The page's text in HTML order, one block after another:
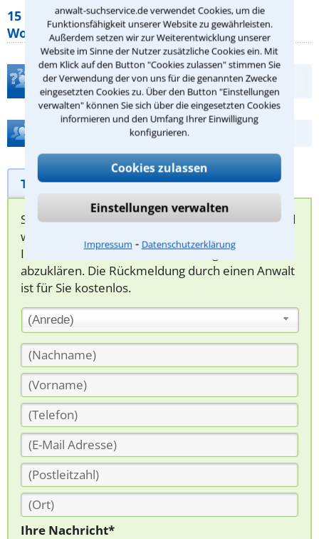
anwalt-suchservice.de verwendet Cookies, um die
Funktionsfähigkeit unserer Website zu gewährleisten.
Außerdem setzen wir zur Weiterentwicklung unserer
Website im Sinne der Nutzer zusätzliche Cookies ein. Mit
dem Klick auf den Button "Cookies zulassen" stimmen Sie
der Verwendung der von uns für die genannten Zwecke
eingesetzten Cookies zu. Über den Button "Einstellungen
verwalten" können Sie sich über die eingesetzten Cookies
informieren und den Umfang Ihrer Einwilligung
konfigurieren.
Cookies zulassen
Einstellungen verwalten
Impressum ⁃ Datenschutzerklärung
15 elementare Rechte, die jeder
Wohnungseigentümer kennen sollte
Teste Dein Rechtswissen
Hilfe bei Ihrer Anwaltsuche?
Telefonhilfe Beratungsanfrage
Sie können hier Ihren Fall schildern. Anschließend
werden sich spezialisierte Rechtsanwälte bei
Ihnen melden, um das weitere Vorgehen
abzuklären. Die Rückmeldung durch einen Anwalt
ist für Sie kostenlos.
(Anrede)
Ihre Nachricht*